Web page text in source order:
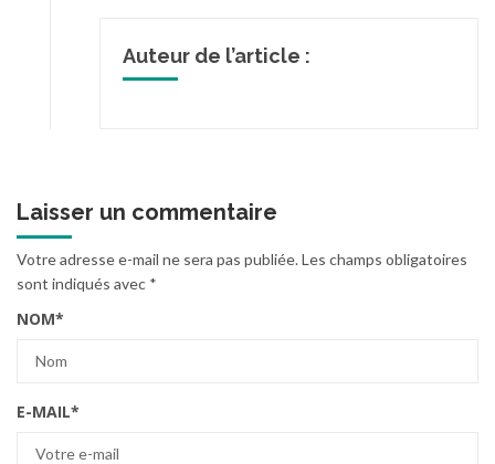
Auteur de l’article :
Laisser un commentaire
Votre adresse e-mail ne sera pas publiée.Les champs obligatoires
sont indiqués avec *
NOM*
E-MAIL*